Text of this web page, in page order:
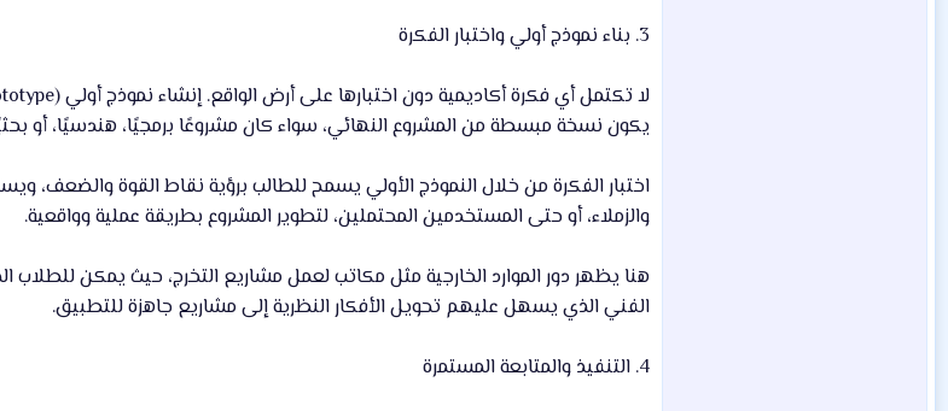
3. بناء نموذج أولي واختبار الفكرة
يكون نسخة مبسطة من المشروع النهائي، سواء كان مشروعًا برمجيًا، هندسيًا، أو
اختبار الفكرة من خلال النموذج الأولي يسمح للطالب برؤية نقاط القوة
والزملاء، أو حتى المستخدمين المحتملين، لتطوير المشروع بطريقة عملية وواقعية.
هنا يظهر دور الموارد الخارجية مثل مكاتب لعمل مشاريع التخرج، حيث يمكن للطلاب
الفني الذي يسهل عليهم تحويل الأفكار النظرية إلى مشاريع جاهزة للتطبيق.
4. التنفيذ والمتابعة المستمرة